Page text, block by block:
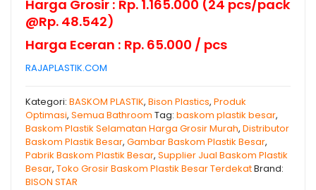
Harga Grosir : Rp. 1.165.000 (24 pcs/pack
@Rp. 48.542)
Harga Eceran : Rp. 65.000 / pcs
RAJAPLASTIK.COM
Kategori: BASKOM PLASTIK, Bison Plastics, Produk
Optimasi, Semua Bathroom Tag: baskom plastik besar,
Baskom Plastik Selamatan Harga Grosir Murah, Distributor
Baskom Plastik Besar, Gambar Baskom Plastik Besar,
Pabrik Baskom Plastik Besar, Supplier Jual Baskom Plastik
Besar, Toko Grosir Baskom Plastik Besar TerdekatBrand:
BISON STAR